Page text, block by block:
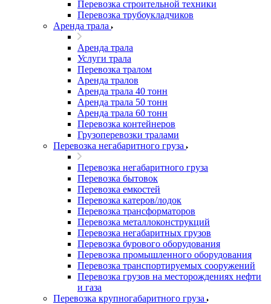
Перевозка строительной техники
Перевозка трубоукладчиков
Аренда трала
Аренда трала
Услуги трала
Перевозка тралом
Аренда тралов
Аренда трала 40 тонн
Аренда трала 50 тонн
Аренда трала 60 тонн
Перевозка контейнеров
Грузоперевозки тралами
Перевозка негабаритного груза
Перевозка негабаритного груза
Перевозка бытовок
Перевозка емкостей
Перевозка катеров/лодок
Перевозка трансформаторов
Перевозка металлоконструкций
Перевозка негабаритных грузов
Перевозка бурового оборудования
Перевозка промышленного оборудования
Перевозка транспортируемых сооружений
Перевозка грузов на месторождениях нефти
и газа
Перевозка крупногабаритного груза